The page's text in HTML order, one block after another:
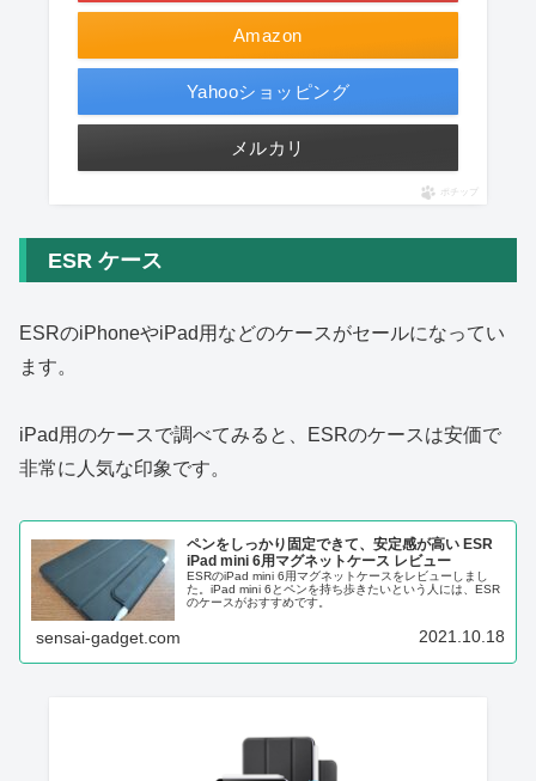
Amazon
Yahooショッピング
メルカリ
ポチップ
ESR ケース
ESRのiPhoneやiPad用などのケースがセールになってい
ます。
iPad用のケースで調べてみると、ESRのケースは安価で
非常に人気な印象です。
ペンをしっかり固定できて、安定感が高い ESR
iPad mini 6用マグネットケース レビュー
ESRのiPad mini 6用マグネットケースをレビューしまし
た。iPad mini 6とペンを持ち歩きたいという人には、ESR
のケースがおすすめです。
sensai-gadget.com 2021.10.18